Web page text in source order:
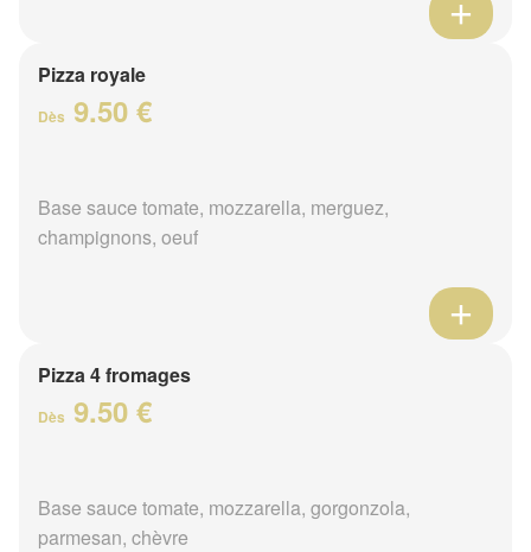
Pizza royale
Dès 9.50 €
Base sauce tomate, mozzarella, merguez,
champignons, oeuf
Pizza 4 fromages
Dès 9.50 €
Base sauce tomate, mozzarella, gorgonzola,
parmesan, chèvre